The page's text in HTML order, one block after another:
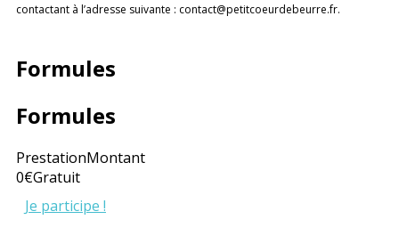
contactant à l’adresse suivante : contact@petitcoeurdebeurre.fr.
Formules
Formules
PrestationMontant
0€Gratuit
Je participe !